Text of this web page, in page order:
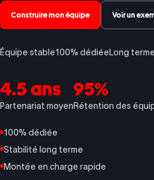
Construire mon équipe Voir un
Équipe stable100% dédiéeLong terme
4.5 ans
Partenariat moyen
95%
Rétention des
100% dédiée
Stabilité long terme
Montée en charge rapide